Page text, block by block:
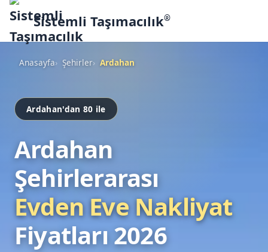
Sistemli Taşımacılık®
Anasayfa Şehirler Ardahan
Ardahan'dan 80 ile
Ardahan
Şehirlerarası
Evden Eve Nakliyat
Fiyatları 2026